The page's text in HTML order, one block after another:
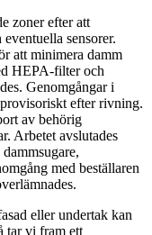
zoner efter att
sensorer.
att minimera damm
HEPA-filter och
Genomgångar i
efter rivning.
av behörig
Arbetet avslutades
med beställaren
eller undertak kan
tar vi fram ett